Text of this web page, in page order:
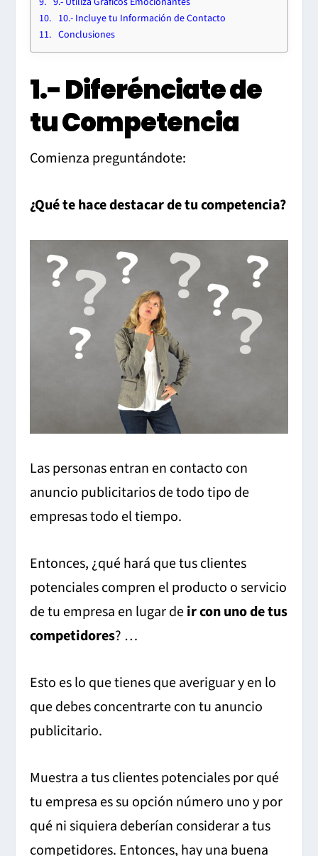
10.- Incluye tu Información de Contacto
Conclusiones
1.- Diferénciate de
tu Competencia
Comienza preguntándote:
¿Qué te hace destacar de tu competencia?
Las personas entran en contacto con
anuncio publicitarios de todo tipo de
empresas todo el tiempo.
Entonces, ¿qué hará que tus clientes
potenciales compren el producto o servicio
de tu empresa en lugar deir con uno de tus
competidores? …
Esto es lo que tienes que averiguar y en lo
que debes concentrarte con tu anuncio
publicitario.
Muestra a tus clientes potenciales por qué
tu empresa es su opción número uno y por
qué ni siquiera deberían considerar a tus
competidores. Entonces, hay una buena